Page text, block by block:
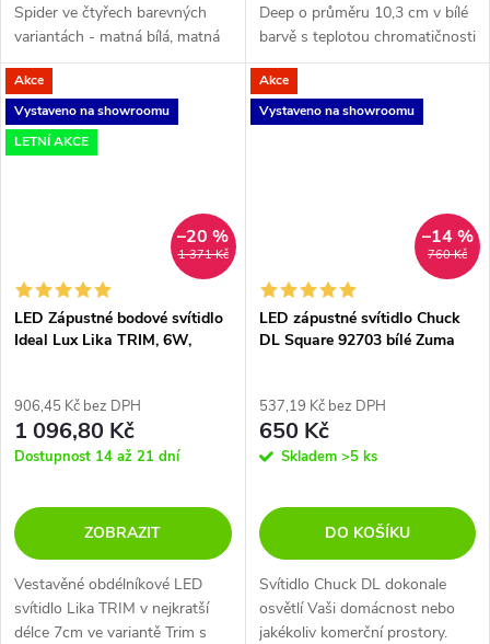
Spider ve čtyřech barevných
variantách - matná bílá, matná
černá, terra a champagne.
Deep o průměru 10,3 cm v bílé
barvě s teplotou chromatičnosti
3000K nebo 4000K.
Akce
Vystaveno na showroomu
LETNÍ AKCE
1 371 Kč
–20 %
LED Zápustné bodové svítidlo
Ideal Lux Lika TRIM, 6W,
906,45 Kč bez DPH
1 096,80 Kč
Dostupnost 14 až 21 dní
ZOBRAZIT
Vestavěné obdélníkové LED
svítidlo Lika TRIM v nejkratší
délce 7cm ve variantě Trim s
Akce
Vystaveno na showroomu
760 Kč
–14 %
LED zápustné svítidlo Chuck
DL Square 92703 bílé Zuma
537,19 Kč bez DPH
650 Kč
Skladem >5 ks
DO KOŠÍKU
Svítidlo Chuck DL dokonale
osvětlí Vaši domácnost nebo
jakékoliv komerční prostory.